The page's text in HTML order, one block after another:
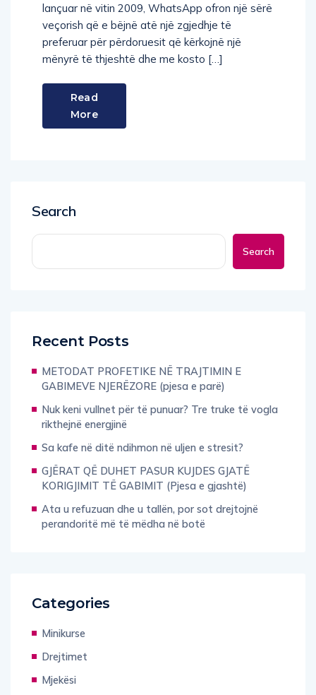
lançuar në vitin 2009, WhatsApp ofron një sërë
veçorish që e bëjnë atë një zgjedhje të
preferuar për përdoruesit që kërkojnë një
mënyrë të thjeshtë dhe me kosto […]
Read
More
Search
Search
Recent Posts
METODAT PROFETIKE NË TRAJTIMIN E
GABIMEVE NJERËZORE (pjesa e parë)
Nuk keni vullnet për të punuar? Tre truke të vogla
rikthejnë energjinë
Sa kafe në ditë ndihmon në uljen e stresit?
GJËRAT QË DUHET PASUR KUJDES GJATË
KORIGJIMIT TË GABIMIT (Pjesa e gjashtë)
Ata u refuzuan dhe u tallën, por sot drejtojnë
perandoritë më të mëdha në botë
Categories
Minikurse
Drejtimet
Mjekësi